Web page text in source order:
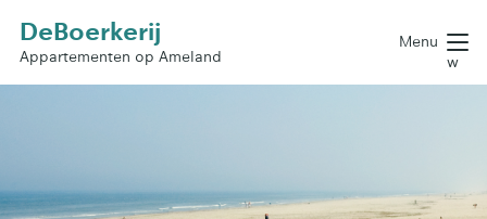
DeBoerkerij
Appartementen op Ameland
Menu
w